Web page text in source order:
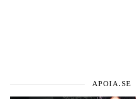
APOIA.SE